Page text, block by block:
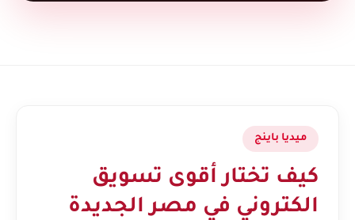
ميديا باينج
كيف تختار أقوى تسويق
الكتروني في مصر الجديدة